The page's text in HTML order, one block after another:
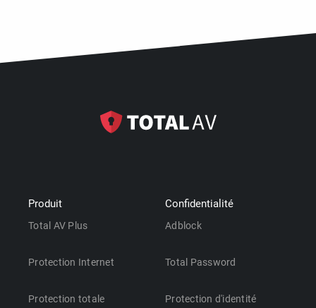
Produit
Total AV Plus
Protection Internet
Protection totale
Confidentialité
Adblock
Total Password
Protection d'identité